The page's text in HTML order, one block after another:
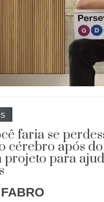
faria se
cérebro após
projeto para